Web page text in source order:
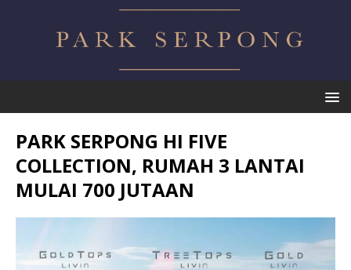
PARK SERPONG HI FIVE
COLLECTION, RUMAH 3 LANTAI
MULAI 700 JUTAAN